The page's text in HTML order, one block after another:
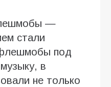
—
стали
под
в
не только